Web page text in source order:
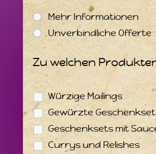
Mehr Informationen
Unverbindliche Offerte
Zu welchen
Würzige Mailings
Gewürzte
Geschenksets mit
Currys und Relishes